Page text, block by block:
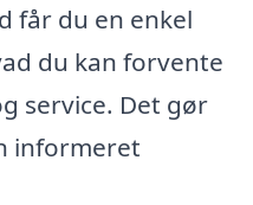
får du en enkel
du kan forvente
service. Det gør
informeret